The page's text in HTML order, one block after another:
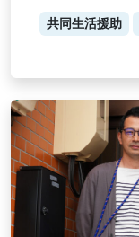
共同生活援助